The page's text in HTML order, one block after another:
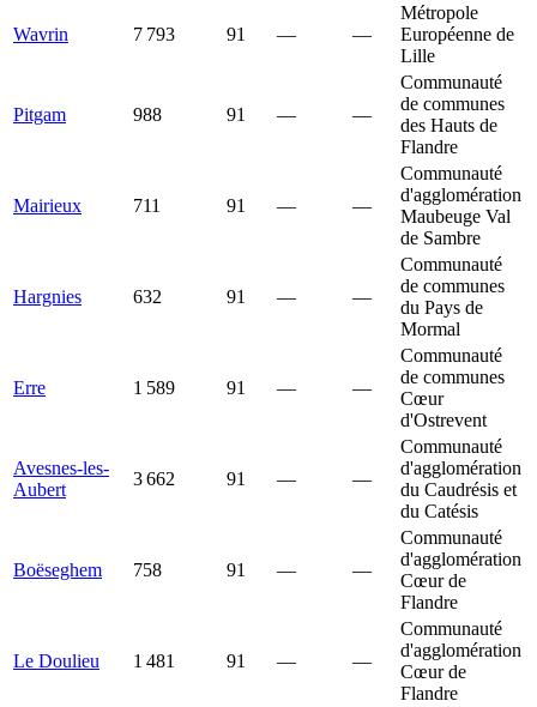
Wavrin 7 793 91 — —
Métropole
Européenne de
Lille
Pitgam 988 91 — —
Communauté
de communes
des Hauts de
Flandre
Mairieux 711 91 — —
Communauté
d'agglomération
Maubeuge Val
de Sambre
Hargnies 632 91 — —
Communauté
de communes
du Pays de
Mormal
Erre 1 589 91 — —
Communauté
de communes
Cœur
d'Ostrevent
Avesnes-les-
Aubert
3 662 91 — —
Communauté
d'agglomération
du Caudrésis et
du Catésis
Boëseghem 758 91 — —
Communauté
d'agglomération
Cœur de
Flandre
Le Doulieu 1 481 91 — —
Communauté
d'agglomération
Cœur de
Flandre